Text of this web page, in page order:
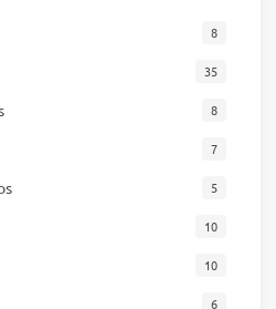
8
35
8
7
5
10
10
6